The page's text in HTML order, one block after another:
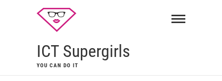
ICT Supergirls
YOU CAN DO IT